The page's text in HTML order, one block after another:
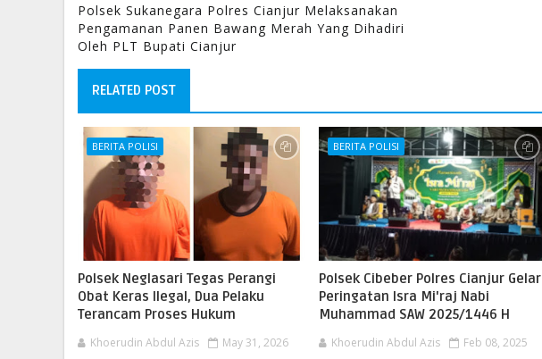
Polsek Sukanegara Polres Cianjur Melaksanakan
Pengamanan Panen Bawang Merah Yang Dihadiri
Oleh PLT Bupati Cianjur
RELATED POST
BERITA POLISI
Polsek Neglasari Tegas Perangi
Obat Keras Ilegal, Dua Pelaku
Terancam Proses Hukum
Khoerudin Abdul Azis May 31, 2026
BERITA POLISI
Polsek Cibeber Polres Cianjur Gelar
Peringatan Isra Mi'raj Nabi
Muhammad SAW 2025/1446 H
Khoerudin Abdul Azis Feb 08, 2025